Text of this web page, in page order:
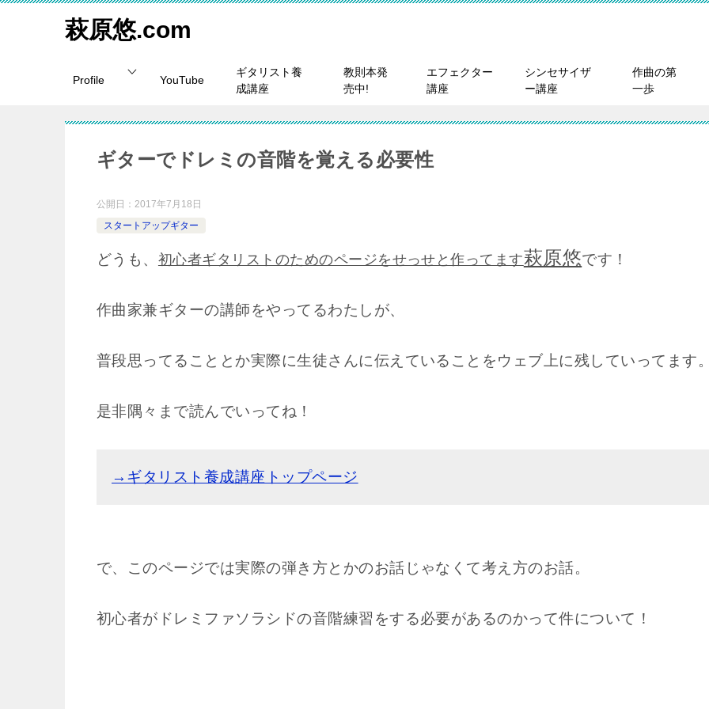
萩原悠.com
Profile YouTube
ギタリスト養
成講座
教則本発
売中!
エフェクター
講座
シンセサイザ
ー講座
作曲の第
一歩
ギターでドレミの音階を覚える必要性
公開日： 2017年7月18日
スタートアップギター
どうも、 初心者ギタリストのためのページをせっせと作ってます萩原悠です！
作曲家兼ギターの講師をやってるわたしが、
普段思ってることとか実際に生徒さんに伝えていることをウェブ上に残していってます
是非隅々まで読んでいってね！
→ギタリスト養成講座トップページ
で、このページでは実際の弾き方とかのお話じゃなくて考え方のお話。
初心者がドレミファソラシドの音階練習をする必要があるのかって件について！